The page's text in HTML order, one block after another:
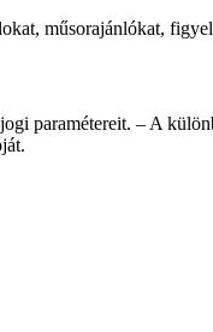
műsorajánlókat,
paramétereit. – A